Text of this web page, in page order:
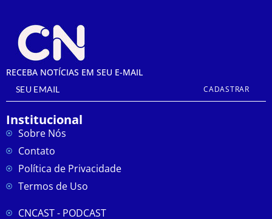
RECEBA NOTÍCIAS EM SEU E-MAIL
CADASTRAR
Institucional
Sobre Nós
Contato
Política de Privacidade
Termos de Uso
CNCAST - PODCAST